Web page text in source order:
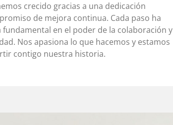
crecido gracias a una dedicación
de mejora continua. Cada paso ha
en el poder de la colaboración y
Nos apasiona lo que hacemos y estamos
contigo nuestra historia.